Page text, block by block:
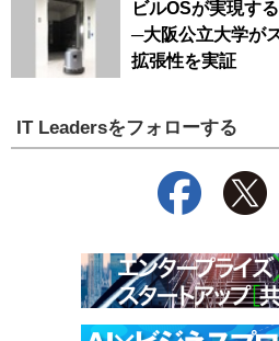
ビルOSが実現す
─大阪公立大学が
拡張性を実証
IT Leadersをフォローする